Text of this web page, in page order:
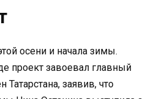
осени и начала зимы.
проект завоевал главный
заявив, что